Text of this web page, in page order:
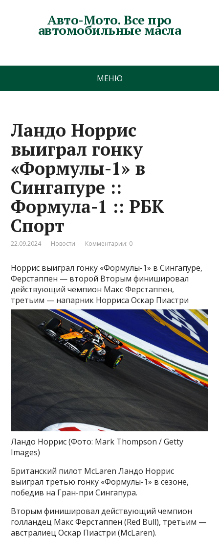
Авто-Мото. Все про
автомобильные масла
МЕНЮ
Ландо Норрис
выиграл гонку
«Формулы-1» в
Сингапуре ::
Формула-1 :: РБК
Спорт
22.09.2024 Новости Комментарии: 0
Норрис выиграл гонку «Формулы-1» в Сингапуре,
Ферстаппен — второй Вторым финишировал
действующий чемпион Макс Ферстаппен,
третьим — напарник Норриса Оскар Пиастри
Ландо Норрис(Фото: Mark Thompson / Getty
Images)
Британский пилот McLaren Ландо Норрис
выиграл третью гонку «Формулы-1» в сезоне,
победив на Гран-при Сингапура.
Вторым финишировал действующий чемпион
голландец Макс Ферстаппен (Red Bull), третьим —
австралиец Оскар Пиастри (McLaren).